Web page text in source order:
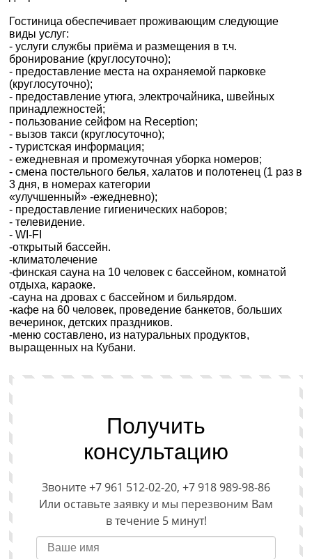
Гостиница обеспечивает проживающим следующие
виды услуг:
- услуги службы приёма и размещения в т.ч.
бронирование (круглосуточно);
- предоставление места на охраняемой парковке
(круглосуточно);
- предоставление утюга, электрочайника, швейных
принадлежностей;
- пользование сейфом на Reception;
- вызов такси (круглосуточно);
- туристская информация;
- ежедневная и промежуточная уборка номеров;
- смена постельного белья, халатов и полотенец (1 раз в
3 дня, в номерах категории
«улучшенный» -ежедневно);
- предоставление гигиенических наборов;
- телевидение.
- WI-FI
-открытый бассейн.
-климатолечение
-финская сауна на 10 человек с бассейном, комнатой
отдыха, караоке.
-сауна на дровах с бассейном и бильярдом.
-кафе на 60 человек, проведение банкетов, больших
вечеринок, детских праздников.
-меню составлено, из натуральных продуктов,
выращенных на Кубани.
Получить
консультацию
Звоните +7 961 512-02-20, +7 918 989-98-86
Или оставьте заявку и мы перезвоним Вам
в течение 5 минут!